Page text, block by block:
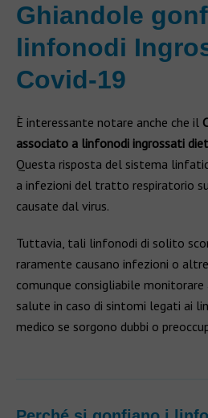
Ghiandole
linfonodi
Covid-19
È interessante notare anche che il
associato a linfonodi ingrossati
Questa risposta del sistema
a infezioni del tratto respiratorio
causate dal virus.
Tuttavia, tali linfonodi di solito
raramente causano infezioni o
comunque consigliabile
salute in caso di sintomi legati ai
medico se sorgono dubbi o